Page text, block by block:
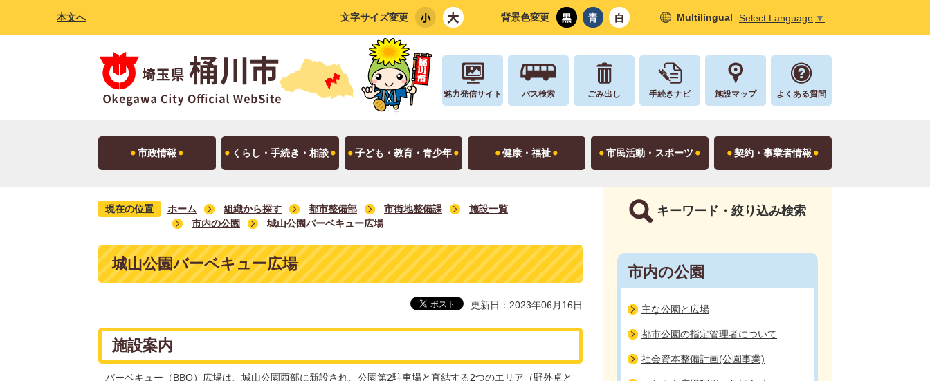
本文へ 文字サイズ変更 背景色変更 Multilingual Select Language ▼
魅力発信サイト バス検索 ごみ出し 手続きナビ 施設マップ よくある質問
市政情報 くらし・手続き・相談 子ども・教育・青少年 健康・福祉 市民活動・スポーツ 契約・事業者情報
現在の位置 ホーム 組織から探す 都市整備部 市街地整備課
施設一覧
市内の公園
城山公園バーベキュー広場
城山公園バーベキュー広場
更新日：2023年06月16日
施設案内
バーベキュー（BBQ）広場は、城山公園西部に新設され、公園第2駐車場と直結する2つのエリア（野外卓と
キーワード・絞り込み検索
市内の公園
主な公園と広場
都市公園の指定管理者について
社会資本整備計画(公園事業)